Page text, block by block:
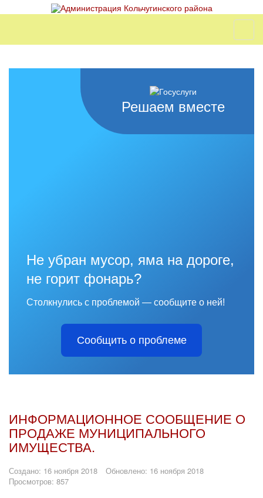
Решаем вместе
Не убран мусор, яма на дороге,
не горит фонарь?
Столкнулись с проблемой — сообщите о ней!
Сообщить о проблеме
ИНФОРМАЦИОННОЕ СООБЩЕНИЕ О
ПРОДАЖЕ МУНИЦИПАЛЬНОГО
ИМУЩЕСТВА.
Создано: 16 ноября 2018
Обновлено: 16 ноября 2018
Просмотров: 857